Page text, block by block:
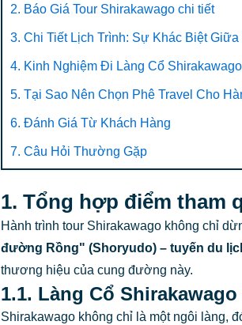
2. Báo Giá Tour Shirakawago chi tiết
3. Chi Tiết Lịch Trình: Sự Khác Biệt Giữa
4. Kinh Nghiệm Đi Làng Cổ
5. Tại Sao Nên Chọn Phê Travel Cho
6. Đánh Giá Từ Khách Hàng
7. Câu Hỏi Thường Gặp
1. Tổng hợp điểm tham
Hành trình tour Shirakawago không chỉ
đường Rồng" (Shoryudo) – tuyến du
thương hiệu của cung đường này.
1.1. Làng Cổ
Shirakawago không chỉ là một ngôi làng,